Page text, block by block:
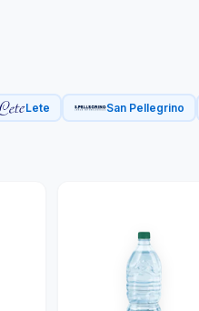
Lete San Pellegrino